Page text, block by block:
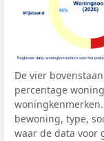
De vier
percentage
bewoning, type,
waar de data voor